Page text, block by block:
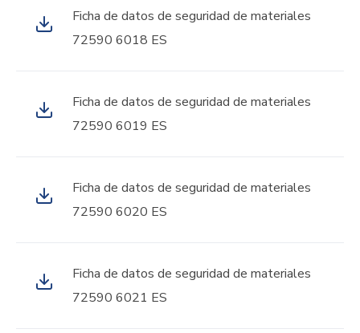
Ficha de datos de seguridad de materiales
72590 6018 ES
Ficha de datos de seguridad de materiales
72590 6019 ES
Ficha de datos de seguridad de materiales
72590 6020 ES
Ficha de datos de seguridad de materiales
72590 6021 ES